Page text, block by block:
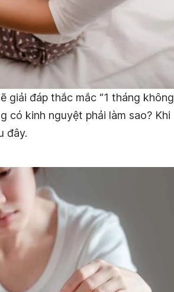
giải đáp thắc mắc “1 tháng không
có kinh nguyệt phải làm sao? Khi
đây.